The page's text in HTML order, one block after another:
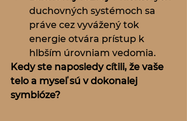
duchovných systémoch sa
práve cez vyvážený tok
energie otvára prístup k
hlbším úrovniam vedomia.
Kedy ste naposledy cítili, že vaše
telo a myseľ sú v dokonalej
symbióze?